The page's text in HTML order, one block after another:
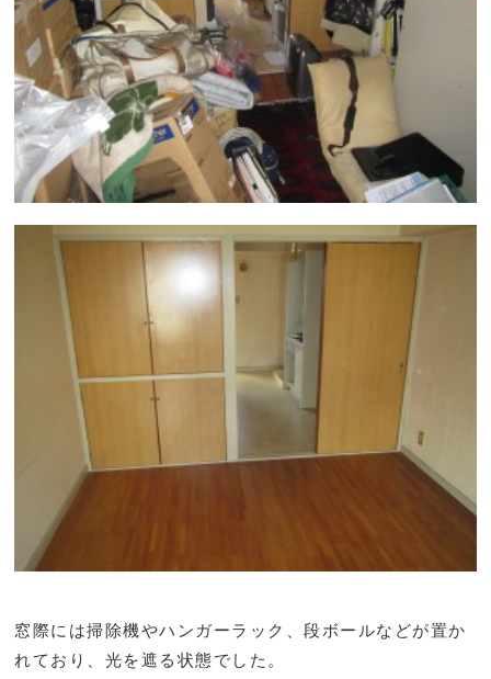
窓際には掃除機やハンガーラック、段ボールなどが置か
れており、光を遮る状態でした。